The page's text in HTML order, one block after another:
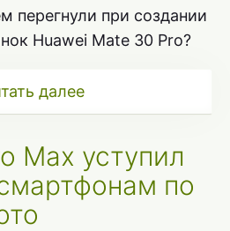
перегнули при создании
Huawei Mate 30 Pro?
далее
Max уступил
по